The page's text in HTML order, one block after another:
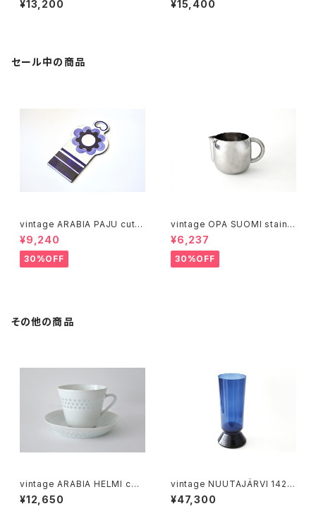
ビア クロッカス 20cmプレート
¥13,200
ビア クロッカス 24cmプレート
¥15,400
セール中の商品
vintage ARABIA PAJU cutti
ng boad / ヴィンテージ アラビ
ア パユ カッティングボード
¥9,240
30%OFF
vintage OPA SUOMI stainle
ss milk pitcher M / ヴィンテ
ージ オーパ スオミ ステンレス
ミルクピッチャー M
¥6,237
30%OFF
その他の商品
vintage ARABIA HELMI coff
ee c＆s / ヴィンテージ アラビ
ア ヘルミ カップ＆ソーサー
¥12,650
vintage NUUTAJÄRVI 1428
vase XL / ヴィンテージ ヌータ
ヤルヴィ 1428 XL フラワーベー
¥47,300